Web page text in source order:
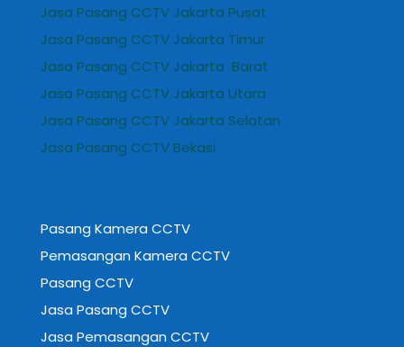
Jasa Pasang CCTV Jakarta Pusat
Jasa Pasang CCTV Jakarta Timur
Jasa Pasang CCTV Jakarta Barat
Jasa Pasang CCTV Jakarta Utara
Jasa Pasang CCTV Jakarta Selatan
Jasa Pasang CCTV Bekasi
Pasang Kamera CCTV
Pemasangan Kamera CCTV
Pasang CCTV
Jasa Pasang CCTV
Jasa Pemasangan CCTV